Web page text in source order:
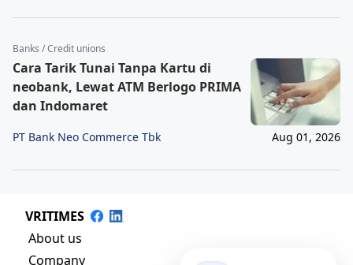
Banks / Credit unions
Cara Tarik Tunai Tanpa Kartu di
neobank, Lewat ATM Berlogo PRIMA
dan Indomaret
PT Bank Neo Commerce Tbk Aug 01, 2026
VRITIMES
About us
Company